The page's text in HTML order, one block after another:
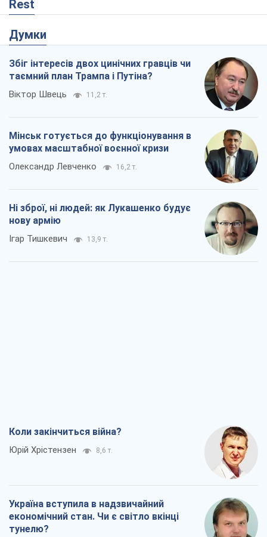
Rest
Думки
Збіг інтересів двох цинічних гравців чи
таємний план Трампа і Путіна?
Віктор Швець 11,2 т.
Мінськ готується до функціонування в
умовах масштабної воєнної кризи
Олександр Левченко 16,2 т.
Ні зброї, ні людей: як Лукашенко будує
нову армію
Ігар Тишкевич 13,9 т.
Коли закінчиться війна?
Юрій Хрістензен 8,6 т.
Україна вступила в надзвичайний
економічний стан. Чи є світло вкінці
тунелю?